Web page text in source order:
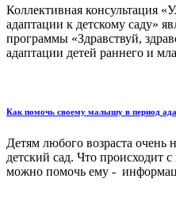
Коллективная консультация
адаптации к детскому саду»
программы «Здравствуй,
адаптации детей раннего и
Как помочь своему малышу в период
Детям любого возраста очень
детский сад. Что происходит
можно помочь ему -